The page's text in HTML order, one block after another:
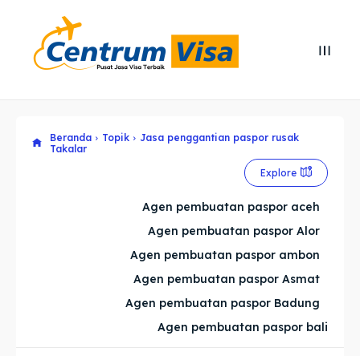
Explore our destinations
Explore our destinations
Beranda Topik
Jasa penggantian paspor rusak
Takalar
Explore
Agen pembuatan paspor aceh
Agen pembuatan paspor Alor
Agen pembuatan paspor ambon
Agen pembuatan paspor Asmat
Agen pembuatan paspor Badung
Agen pembuatan paspor bali